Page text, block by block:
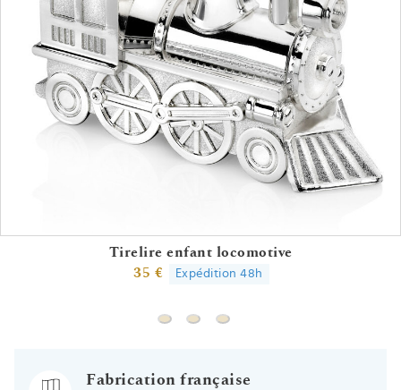
Tirelire enfant locomotive
35 €
Expédition 48h
Fabrication française